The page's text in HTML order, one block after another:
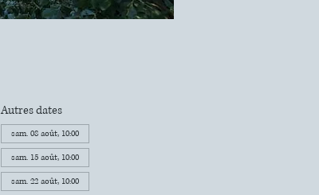
Autres dates
sam. 08 août, 10:00
sam. 15 août, 10:00
sam. 22 août, 10:00